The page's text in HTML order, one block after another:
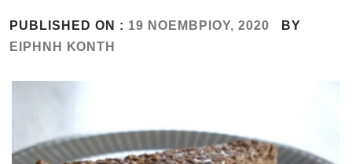
PUBLISHED ON : 19 ΝΟΕΜΒΡΊΟΥ, 2020
BY
ΕΙΡΉΝΗ ΚΌΝΤΗ